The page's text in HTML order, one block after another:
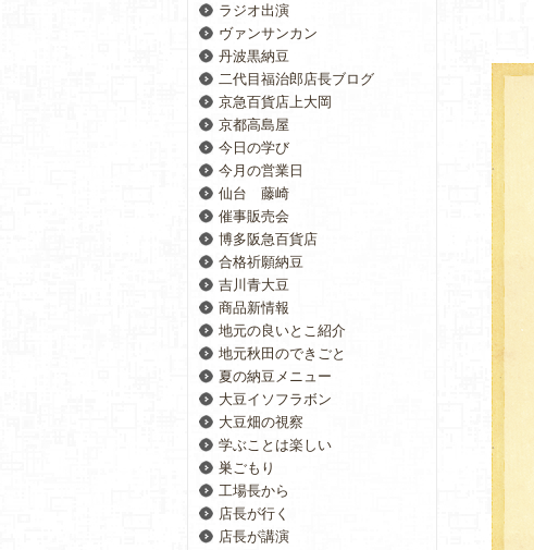
ラジオ出演
ヴァンサンカン
丹波黒納豆
二代目福治郎店長ブログ
京急百貨店上大岡
京都高島屋
今日の学び
今月の営業日
仙台 藤崎
催事販売会
博多阪急百貨店
合格祈願納豆
吉川青大豆
商品新情報
地元の良いとこ紹介
地元秋田のできごと
夏の納豆メニュー
大豆イソフラボン
大豆畑の視察
学ぶことは楽しい
巣ごもり
工場長から
店長が行く
店長が講演